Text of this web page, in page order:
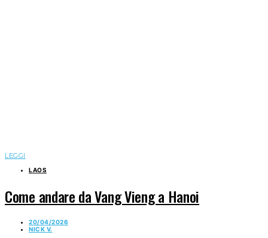
LEGGI
LAOS
Come andare da Vang Vieng a Hanoi
20/04/2026
NICK V.